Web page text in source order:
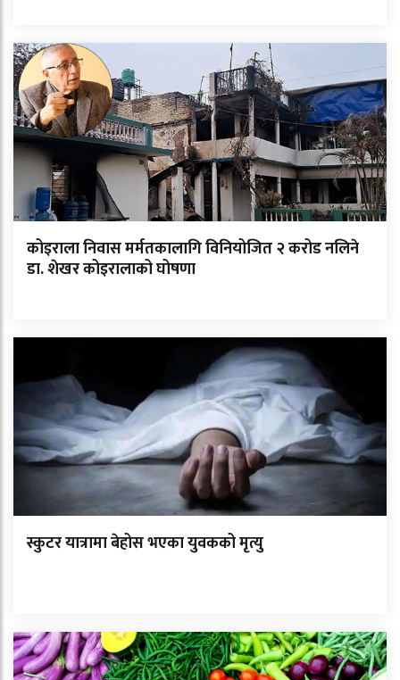
कोइराला निवास मर्मतकालागि विनियोजित २ करोड नलिने
डा. शेखर कोइरालाको घोषणा
स्कुटर यात्रामा बेहोस भएका युवकको मृत्यु